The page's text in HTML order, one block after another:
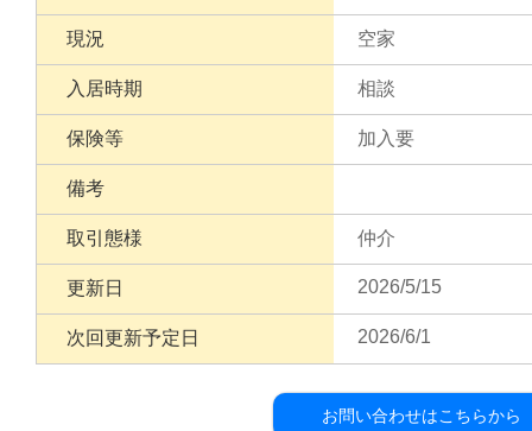
現況 空家
入居時期 相談
保険等 加入要
備考
取引態様 仲介
更新日 2026/5/15
次回更新予定日 2026/6/1
お問い合わせはこちらから